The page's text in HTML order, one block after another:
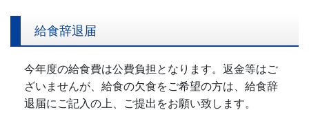
給食辞退届
今年度の給食費は公費負担となります。返金等はご
ざいませんが、給食の欠食をご希望の方は、給食辞
退届にご記入の上、ご提出をお願い致します。